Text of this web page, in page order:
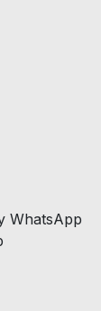
WhatsApp